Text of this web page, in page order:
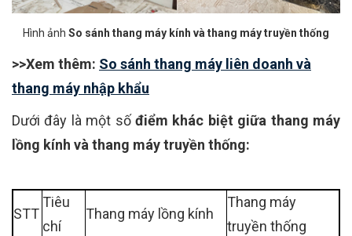
Hình ảnh So sánh thang máy kính và thang máy truyền thống
>>Xem thêm: So sánh thang máy liên doanh và
thang máy nhập khẩu
Dưới đây là một số điểm khác biệt giữa thang máy
lồng kính và thang máy truyền thống:
STT
Tiêu
chí
Thang máy lồng kính
Thang máy
truyền thống